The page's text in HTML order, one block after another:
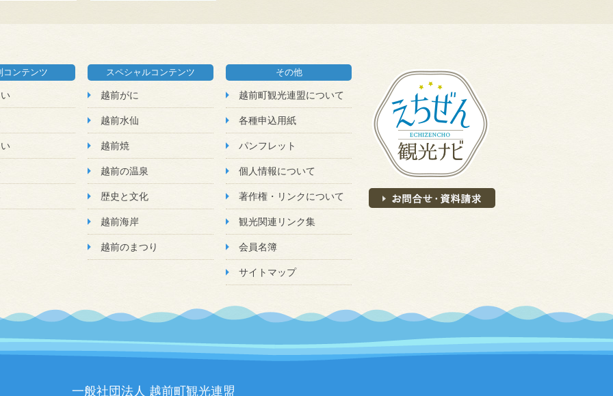
コンテンツ スペシャルコンテンツ
越前がに
越前水仙
越前焼
越前の温泉
歴史と文化
越前海岸
越前のまつり
その他
越前町観光連盟について
各種申込用紙
パンフレット
個人情報について
著作権・リンクについて
観光関連リンク集
会員名簿
サイトマップ
一般社団法人 越前町観光連盟